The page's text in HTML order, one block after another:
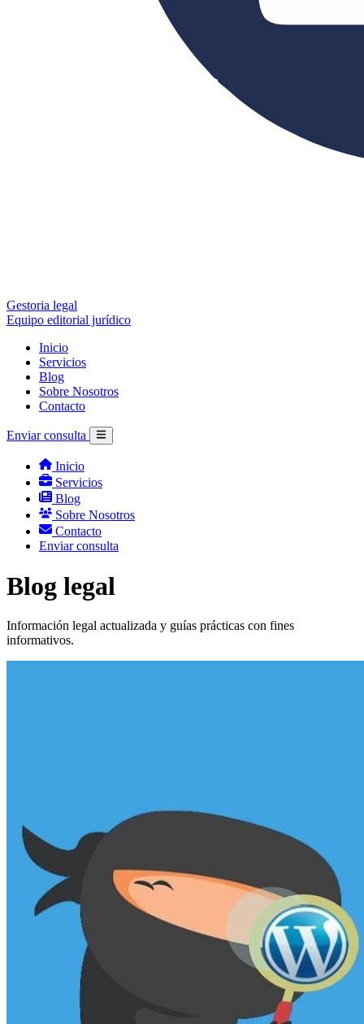
Gestoria legal
Equipo editorial jurídico
Inicio
Servicios
Blog
Sobre Nosotros
Contacto
Enviar consulta
Inicio
Servicios
Blog
Sobre Nosotros
Contacto
Enviar consulta
Blog legal
Información legal actualizada y guías prácticas con fines
informativos.